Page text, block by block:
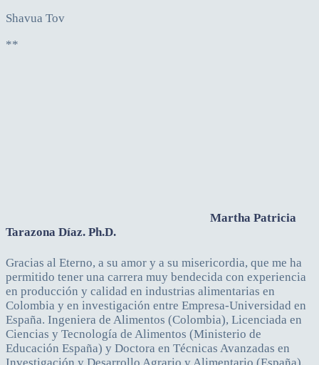
Shavua Tov
**
Martha Patricia
Tarazona Díaz. Ph.D.
Gracias al Eterno, a su amor y a su misericordia, que me ha
permitido tener una carrera muy bendecida con experiencia
en producción y calidad en industrias alimentarias en
Colombia y en investigación entre Empresa-Universidad en
España. Ingeniera de Alimentos (Colombia), Licenciada en
Ciencias y Tecnología de Alimentos (Ministerio de
Educación España) y Doctora en Técnicas Avanzadas en
Investigación y Desarrollo Agrario y Alimentario (España).